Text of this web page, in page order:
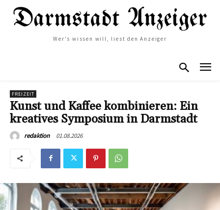
Wer's wissen will, liest den Anzeiger
FREIZEIT
Kunst und Kaffee kombinieren: Ein
kreatives Symposium in Darmstadt
redaktion 01.08.2026